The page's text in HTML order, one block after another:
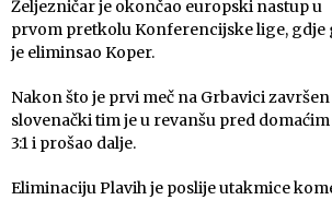
Željezničar je okončao europski nastup u
prvom pretkolu Konferencijske lige, gdje
je eliminsao Koper.
Nakon što je prvi meč na Grbavici završen
slovenački tim je u revanšu pred
3:1 i prošao dalje.
Eliminaciju Plavih je poslije utakmice